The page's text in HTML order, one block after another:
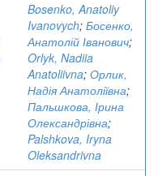
Bosenko, Anatoliy
Ivanovych; Босенко,
Анатолій Іванович;
Orlyk, Nadiia
Anatoliivna; Орлик,
Надія Анатоліївна;
Пальшкова, Ірина
Олександрівна;
Palshkova, Iryna
Oleksandrivna